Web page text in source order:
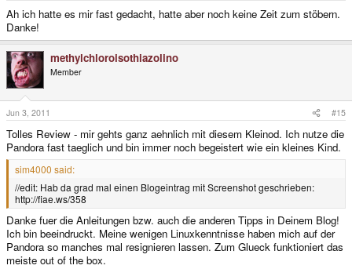
Ah ich hatte es mir fast gedacht, hatte aber noch keine Zeit zum stöbern.
Danke!
methylchloroisothiazolino
Member
Jun 3, 2011 #15
Tolles Review - mir gehts ganz aehnlich mit diesem Kleinod. Ich nutze die
Pandora fast taeglich und bin immer noch begeistert wie ein kleines Kind.
sim4000 said:
//edit: Hab da grad mal einen Blogeintrag mit Screenshot geschrieben:
http://fiae.ws/358
Danke fuer die Anleitungen bzw. auch die anderen Tipps in Deinem Blog!
Ich bin beeindruckt. Meine wenigen Linuxkenntnisse haben mich auf der
Pandora so manches mal resignieren lassen. Zum Glueck funktioniert das
meiste out of the box.